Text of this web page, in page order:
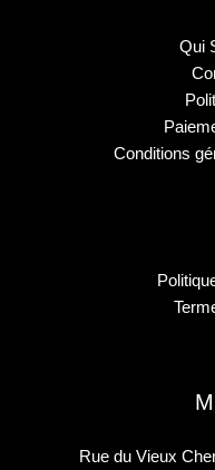
Qui
Conditions
Rue du Vieux